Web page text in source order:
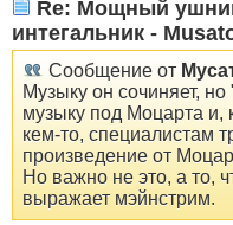
Re: Мощный
интегальник -
Сообщение от
Музыку он сочиняет,
музыку под Моцарта и,
кем-то, специалистам
произведение от
Но важно не это, а то,
выражает мэйнстрим.